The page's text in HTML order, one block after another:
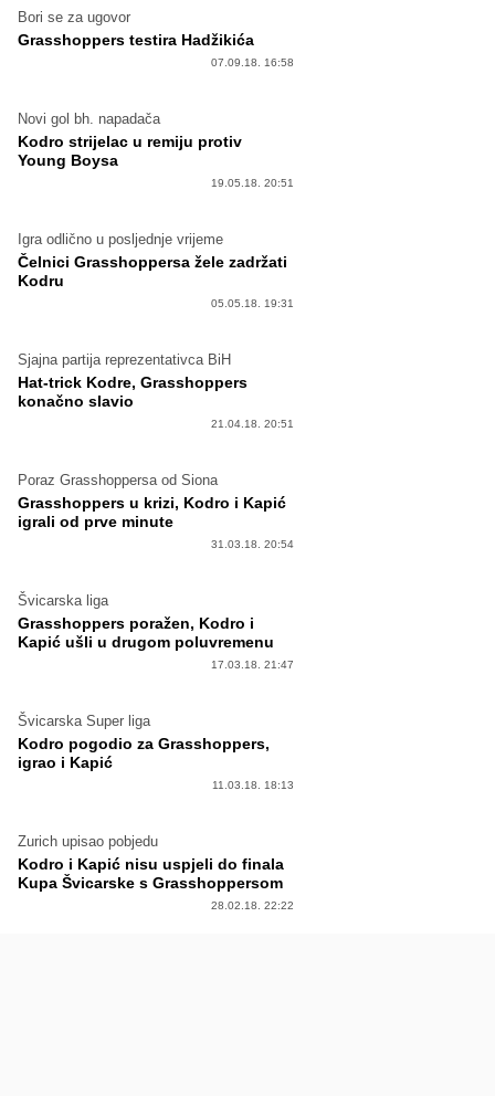
Bori se za ugovor
Grasshoppers testira Hadžikića
07.09.18. 16:58
Novi gol bh. napadača
Kodro strijelac u remiju protiv
Young Boysa
19.05.18. 20:51
Igra odlično u posljednje vrijeme
Čelnici Grasshoppersa žele zadržati
Kodru
05.05.18. 19:31
Sjajna partija reprezentativca BiH
Hat-trick Kodre, Grasshoppers
konačno slavio
21.04.18. 20:51
Poraz Grasshoppersa od Siona
Grasshoppers u krizi, Kodro i Kapić
igrali od prve minute
31.03.18. 20:54
Švicarska liga
Grasshoppers poražen, Kodro i
Kapić ušli u drugom poluvremenu
17.03.18. 21:47
Švicarska Super liga
Kodro pogodio za Grasshoppers,
igrao i Kapić
11.03.18. 18:13
Zurich upisao pobjedu
Kodro i Kapić nisu uspjeli do finala
Kupa Švicarske s Grasshoppersom
28.02.18. 22:22